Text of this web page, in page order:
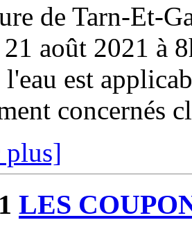
de Tarn-Et-
août 2021 à
l'eau est
concernés
plus]
LES